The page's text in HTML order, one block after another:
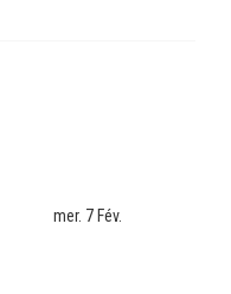
mer. 7 Fév.